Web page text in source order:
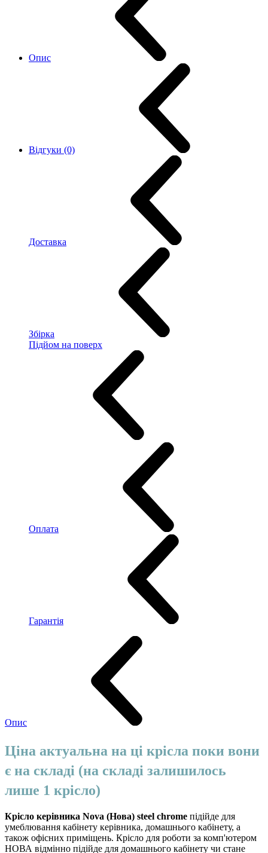
Опис
Відгуки (0)
Доставка
Збірка
Підйом на поверх
Оплата
Гарантія
Опис
Ціна актуальна на ці крісла поки вони
є на складі (на складі залишилось
лише 1 крісло)
Крісло керівника Nova (Нова) steel chrome підійде для
умеблювання кабінету керівника, домашнього кабінету, а
також офісних приміщень. Крісло для роботи за комп'ютером
НОВА відмінно підійде для домашнього кабінету чи стане